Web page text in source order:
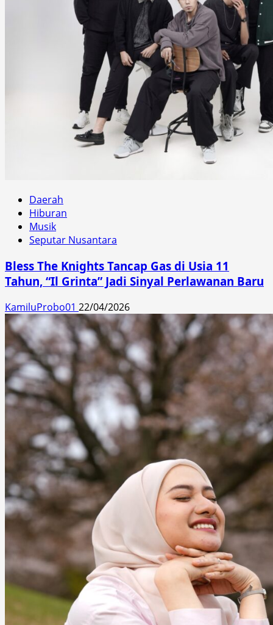
Daerah
Hiburan
Musik
Seputar Nusantara
Bless The Knights Tancap Gas di Usia 11
Tahun, “Il Grinta” Jadi Sinyal Perlawanan Baru
KamiluProbo01 22/04/2026